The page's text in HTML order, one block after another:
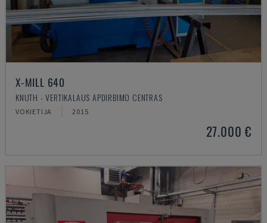
X-MILL 640
KNUTH - VERTIKALAUS APDIRBIMO CENTRAS
VOKIETIJA 2015
27.000 €